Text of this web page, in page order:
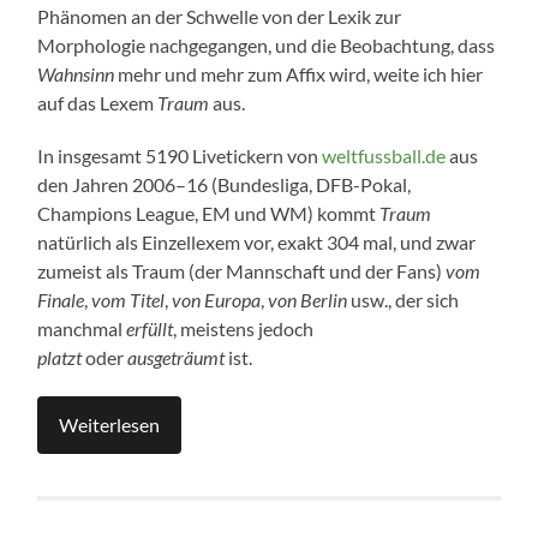
Phänomen an der Schwelle von der Lexik zur
Morphologie nachgegangen, und die Beobachtung, dass
Wahnsinn mehr und mehr zum Affix wird, weite ich hier
auf das Lexem Traum aus.
In insgesamt 5190 Livetickern vonweltfussball.deaus
den Jahren 2006–16 (Bundesliga, DFB-Pokal,
Champions League, EM und WM) kommt Traum
natürlich als Einzellexem vor, exakt 304 mal, und zwar
zumeist als Traum (der Mannschaft und der Fans)vom
Finale ,vom Titel ,von Europa ,von Berlin usw., der sich
manchmalerfüllt, meistens jedoch
platztoderausgeträumtist.
Weiterlesen